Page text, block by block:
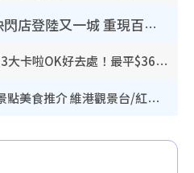
小熊維尼100週年快閃店登陸又一城 重現百畝森林經典場景／獨家限定盲盒登場／專屬DIY香水
唱K推介2026︱全港13大卡啦OK好去處！最平$36起 日文K都有！(附地址+收費詳情)
尖沙咀好去處｜逾20景點美食推介 維港觀景台/紅磚古蹟/九龍公園/室內遊樂場